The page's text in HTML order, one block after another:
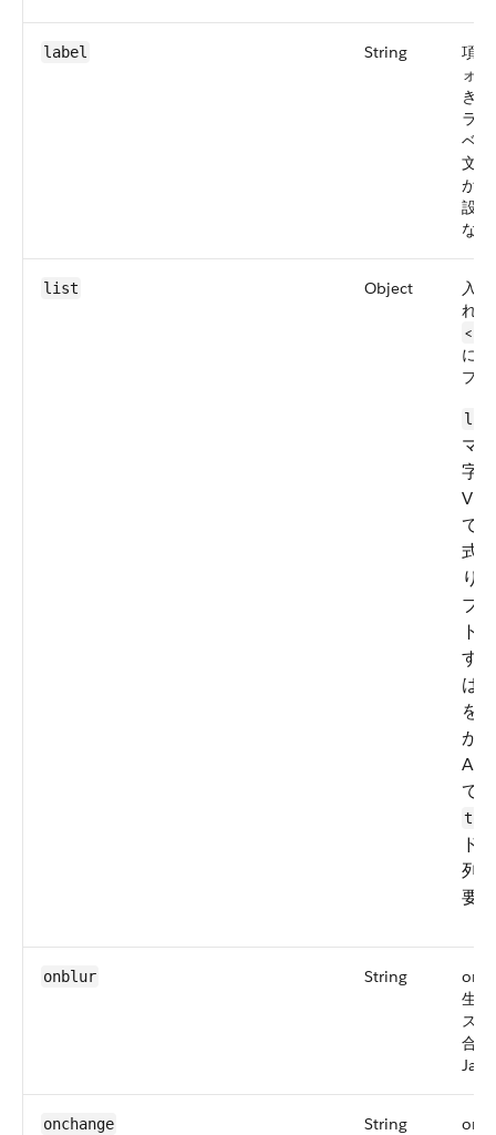
label String
項
ォ
き
ラ
ベ
文
が
設
な
list Object
入
れ
に
プ
マ
字
て
式
り
ブ
ト
す
は
を
が
て
ド
列
要
onblur String
生
ス
合)
onchange String